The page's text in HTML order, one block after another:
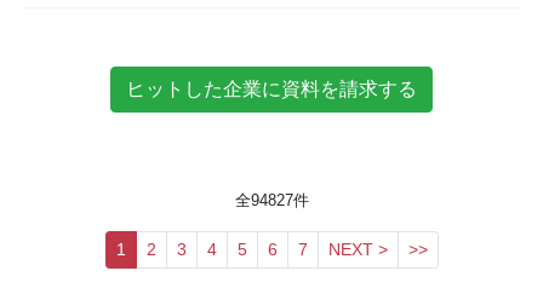
全94827件
1 2 3 4 5 6 7 NEXT > >>